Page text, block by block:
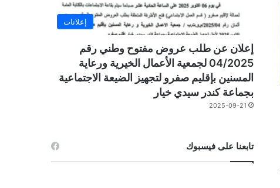
إعلانات
إعلان عن طلب عروض مفتوح وطني رقم
04/2025 لجمعية الأعمال الخيرية ورعاية
المسنين بإقليم صفرو لتجهيز الضيعة الاجتماعية
بجماعة كندر سيدي خيار
2025-09-21
تابعنا على فيسبوك